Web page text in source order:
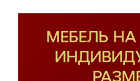
МЕБЕЛЬ